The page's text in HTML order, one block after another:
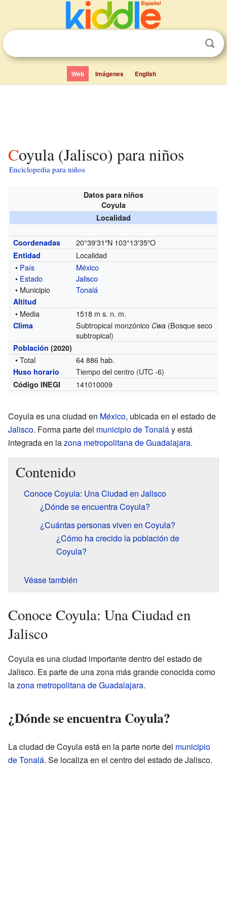
Web Imágenes English
Coyula (Jalisco) para niños
Enciclopedia para niños
Datos para niños
Coyula
Localidad
Coordenadas 20°39′31″N 103°13′35″O
Entidad
Localidad
• País
México
• Estado
Jalisco
• Municipio
Tonalá
Altitud
• Media 1518 m s. n. m.
Clima Subtropical monzónico Cwa (Bosque seco
subtropical)
Población (2020)
• Total 64 886 hab.
Huso horario Tiempo del centro (UTC -6)
Código INEGI 141010009
Coyula es una ciudad en México, ubicada en el estado de
Jalisco. Forma parte del municipio de Tonaláy está
integrada en lazona metropolitana de Guadalajara.
Contenido
Conoce Coyula: Una Ciudad en Jalisco
¿Dónde se encuentra Coyula?
¿Cuántas personas viven en Coyula?
¿Cómo ha crecido la población de
Coyula?
Véase también
Conoce Coyula: Una Ciudad en
Jalisco
Coyula es una ciudad importante dentro del estado de
Jalisco. Es parte de una zona más grande conocida como
lazona metropolitana de Guadalajara.
¿Dónde se encuentra Coyula?
La ciudad de Coyula está en la parte norte del municipio
de Tonalá. Se localiza en el centro del estado de Jalisco.